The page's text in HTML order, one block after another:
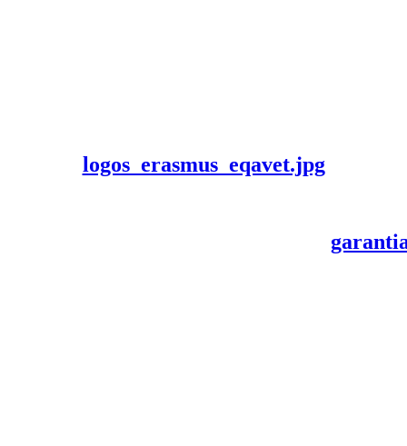
logos_erasmus_eqavet.jpg